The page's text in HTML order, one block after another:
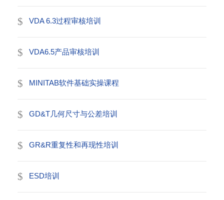
VDA 6.3过程审核培训
VDA6.5产品审核培训
MINITAB软件基础实操课程
GD&T几何尺寸与公差培训
GR&R重复性和再现性培训
ESD培训